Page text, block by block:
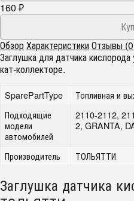
160 ₽
ОбзорХарактеристикиОтзывы
Заглушка для датчика
кат-коллекторе.
SparePartType
Топливная и
Подходящие
модели
автомобилей
2110-2112,
2, GRANTA,
Производитель ТОЛЬЯТТИ
Заглушка датчика